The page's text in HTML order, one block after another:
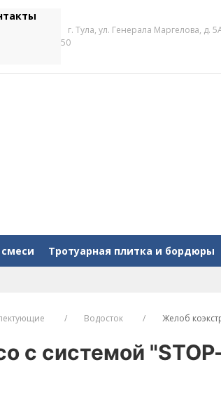
г. Тула, ул. Генерала Маргелова, д.
50
Тротуарная плитка и бордюры
Водосток Желоб
с системой